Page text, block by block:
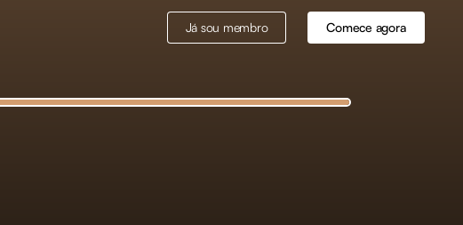
Já sou membro Comece agora